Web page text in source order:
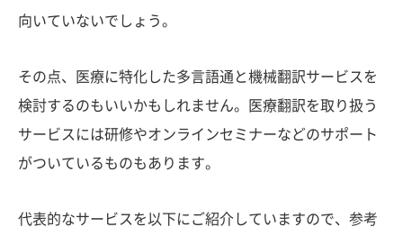
向いていないでしょう。
その点、医療に特化した多言語通と機械翻訳サービスを
検討するのもいいかもしれません。医療翻訳を取り扱う
サービスには研修やオンラインセミナーなどのサポート
がついているものもあります。
代表的なサービスを以下にご紹介していますので、参考